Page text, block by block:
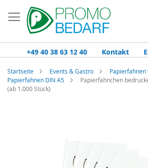
Inhalt
springen
+49 40 38 63 12 40 Kontakt
Startseite Events & Gastro
Papierfahnen
Papierfahnen DIN A5
Papierfähnchen
(ab 1.000 Stück)